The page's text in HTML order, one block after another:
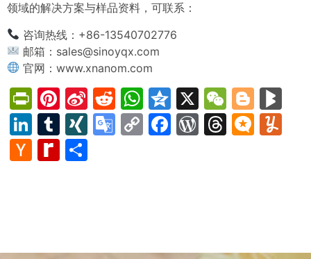
领域的解决方案与样品资料，可联系：
咨询热线：+86-13540702776
邮箱：sales@sinoyqx.com
官网：www.xnanom.com
PrintFriendly
Pinterest
Sina
Weibo
Reddit
WhatsApp
Qzone
X WeChat
LinkedIn
Tumblr
XINGGoogle
CopyFacebook
WordPress
Hacker
Rediff